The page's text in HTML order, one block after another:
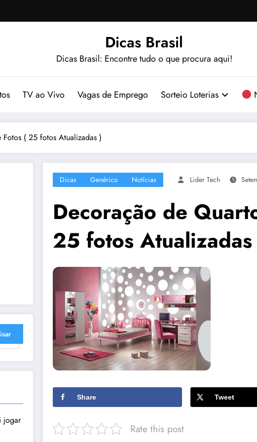
Dicas Brasil
Dicas Brasil: Encontre tudo o que procura aqui!
TV ao Vivo Vagas de Emprego Sorteio Loterias
( 25 fotos Atualizadas )
jogar
Dicas Genérico Notícias Lider Tech
Decoração de
25 fotos Atualizadas
Share Tweet
Rate this post